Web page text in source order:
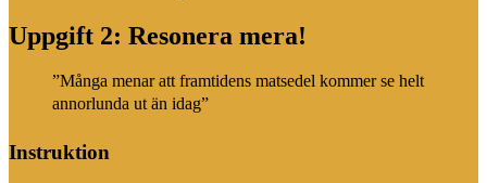
Uppgift 2: Resonera mera!
”Många menar att framtidens matsedel kommer se helt
annorlunda ut än idag”
Instruktion